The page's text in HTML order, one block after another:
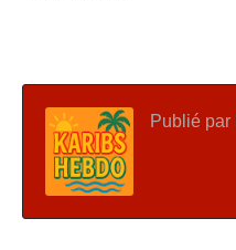
Publié par